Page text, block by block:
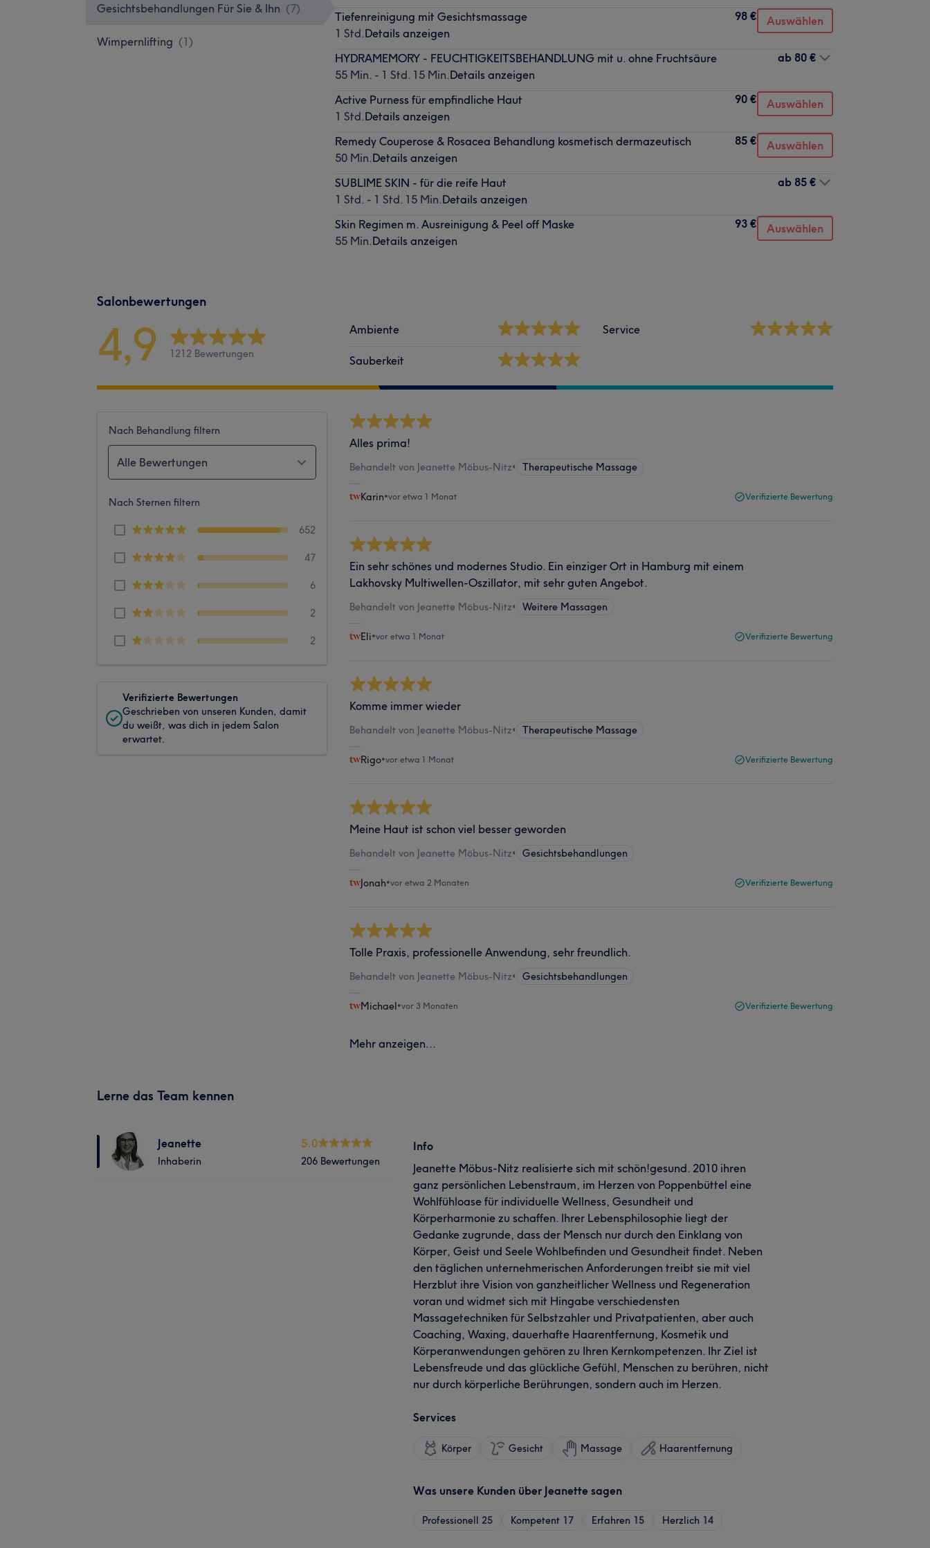
Gesichtsbehandlungen Für Sie & Ihn (7)
Wimpernlifting (1)
Tiefenreinigung mit Gesichtsmassage
1 Std.Details anzeigen
98 € Auswählen
HYDRAMEMORY - FEUCHTIGKEITSBEHANDLUNG mit u. ohne Fruchtsäure
55 Min. - 1 Std. 15 Min.Details anzeigen
ab 80 €
Active Purness für empfindliche Haut
1 Std.Details anzeigen
90 € Auswählen
Remedy Couperose & Rosacea Behandlung kosmetisch dermazeutisch
50 Min.Details anzeigen
85 € Auswählen
SUBLIME SKIN - für die reife Haut
1 Std. - 1 Std. 15 Min.Details anzeigen
ab 85 €
Skin Regimen m. Ausreinigung & Peel off Maske
55 Min.Details anzeigen
93 € Auswählen
Salonbewertungen
4,9 1212 Bewertungen
Ambiente
Sauberkeit
Service
Nach Behandlung filtern
Alle Bewertungen
Nach Sternen filtern
652
47
6
2
2
Verifizierte Bewertungen
Geschrieben von unseren Kunden, damit
du weißt, was dich in jedem Salon
erwartet.
Alles prima!
Behandelt von Jeanette Möbus-Nitz• Therapeutische Massage
Karin•vor etwa 1 Monat Verifizierte Bewertung
Ein sehr schönes und modernes Studio. Ein einziger Ort in Hamburg mit einem
Lakhovsky Multiwellen-Oszillator, mit sehr guten Angebot.
Behandelt von Jeanette Möbus-Nitz• Weitere Massagen
Eli•vor etwa 1 Monat Verifizierte Bewertung
Komme immer wieder
Behandelt von Jeanette Möbus-Nitz• Therapeutische Massage
Rigo•vor etwa 1 Monat Verifizierte Bewertung
Meine Haut ist schon viel besser geworden
Behandelt von Jeanette Möbus-Nitz• Gesichtsbehandlungen
Jonah•vor etwa 2 Monaten Verifizierte Bewertung
Tolle Praxis, professionelle Anwendung, sehr freundlich.
Behandelt von Jeanette Möbus-Nitz• Gesichtsbehandlungen
Michael•vor 3 Monaten Verifizierte Bewertung
Mehr anzeigen...
Lerne das Team kennen
Jeanette
Inhaberin
5.0
206 Bewertungen
Info
Jeanette Möbus-Nitz realisierte sich mit schön!gesund. 2010 ihren
ganz persönlichen Lebenstraum, im Herzen von Poppenbüttel eine
Wohlfühloase für individuelle Wellness, Gesundheit und
Körperharmonie zu schaffen. Ihrer Lebensphilosophie liegt der
Gedanke zugrunde, dass der Mensch nur durch den Einklang von
Körper, Geist und Seele Wohlbefinden und Gesundheit findet. Neben
den täglichen unternehmerischen Anforderungen treibt sie mit viel
Herzblut ihre Vision von ganzheitlicher Wellness und Regeneration
voran und widmet sich mit Hingabe verschiedensten
Massagetechniken für Selbstzahler und Privatpatienten, aber auch
Coaching, Waxing, dauerhafte Haarentfernung, Kosmetik und
Körperanwendungen gehören zu Ihren Kernkompetenzen. Ihr Ziel ist
Lebensfreude und das glückliche Gefühl, Menschen zu berühren, nicht
nur durch körperliche Berührungen, sondern auch im Herzen.
Services
Körper Gesicht Massage Haarentfernung
Was unsere Kunden über Jeanette sagen
Professionell 25 Kompetent 17 Erfahren 15 Herzlich 14